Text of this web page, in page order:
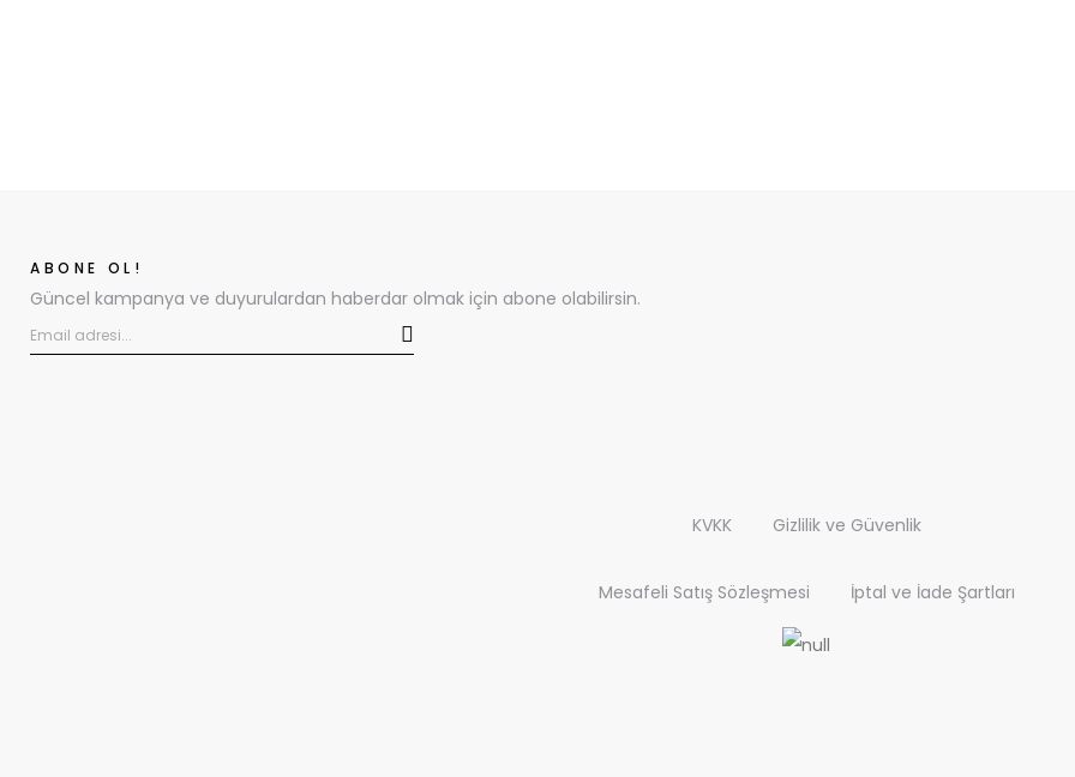
ABONE OL!
Güncel kampanya ve duyurulardan haberdar olmak için abone olabilirsin.
KVKK Gizlilik ve Güvenlik
Mesafeli Satış Sözleşmesi İptal ve İade Şartları